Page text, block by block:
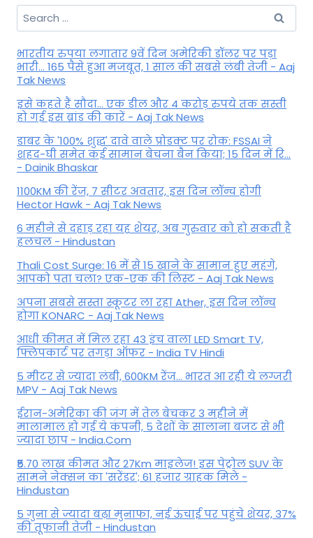
Search
for:
भारतीय रुपया लगातार 9वें दिन अमेरिकी डॉलर पर पड़ा
भारी... 165 पैसे हुआ मजबूत, 1 साल की सबसे लंबी तेजी - Aaj
Tak News
इसे कहते हैं सौदा... एक डील और 4 करोड़ रुपये तक सस्ती
हो गई इस ब्रांड की कारें - Aaj Tak News
डाबर के '100% शुद्ध' दावे वाले प्रोडक्ट पर रोक: FSSAI ने
शहद-घी समेत कई सामान बेचना बैन किया; 15 दिन में रि...
- Dainik Bhaskar
1100KM की रेंज, 7 सीटर अवतार, इस दिन लॉन्च होगी
Hector Hawk - Aaj Tak News
6 महीने से दहाड़ रहा यह शेयर, अब गुरुवार को हो सकती है
हलचल - Hindustan
Thali Cost Surge: 16 में से 15 खाने के सामान हुए महंगे,
आपको पता चला? एक-एक की लिस्ट - Aaj Tak News
अपना सबसे सस्ता स्कूटर ला रहा Ather, इस दिन लॉन्च
होगा KONARC - Aaj Tak News
आधी कीमत में मिल रहा 43 इंच वाला LED Smart TV,
फ्लिपकार्ट पर तगड़ा ऑफर - India TV Hindi
5 मीटर से ज्यादा लंबी, 600KM रेंज... भारत आ रही ये लग्जरी
MPV - Aaj Tak News
ईरान-अमेरिका की जंग में तेल बेचकर 3 महीने में
मालामाल हो गई ये कंपनी, 5 देशों के सालाना बजट से भी
ज्यादा छाप - India.Com
₹5.70 लाख कीमत और 27Km माइलेज! इस पेट्रोल SUV के
सामने नेक्सन का 'सरेंडर'; 61 हजार ग्राहक मिले -
Hindustan
5 गुना से ज्यादा बढ़ा मुनाफा, नई ऊंचाई पर पहुंचे शेयर, 37%
की तूफानी तेजी - Hindustan